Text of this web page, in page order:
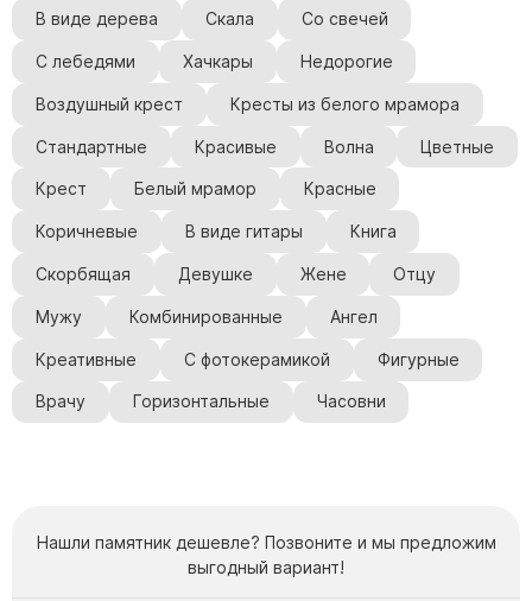
В виде дерева Скала Со свечей
С лебедями Хачкары Недорогие
Воздушный крест Кресты из белого мрамора
Стандартные Красивые Волна Цветные
Крест Белый мрамор Красные
Коричневые В виде гитары Книга
Скорбящая Девушке Жене Отцу
Мужу Комбинированные Ангел
Креативные С фотокерамикой Фигурные
Врачу Горизонтальные Часовни
Нашли памятник дешевле? Позвоните и мы предложим
выгодный вариант!